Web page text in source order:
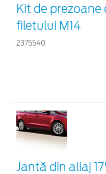
Kit de
filetului M14
2375540
Jantă din aliaj